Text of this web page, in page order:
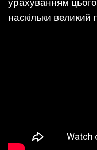
урахуванням
наскільки